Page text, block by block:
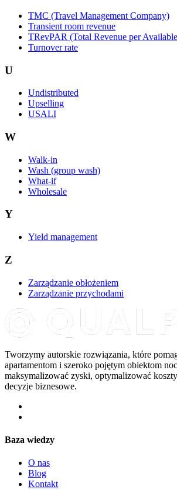
TMC (Travel Management Company)
Transient room revenue
TRevPAR (Total Revenue per
Turnover rate
U
Undistributed
Upselling
USALI
W
Walk-in
Wash (group wash)
What-if
Wholesale
Y
Yield management
Z
Zarządzanie obłożeniem
Zarządzanie przychodami
Tworzymy autorskie rozwiązania, które
apartamentom i szeroko pojętym obiektom
maksymalizować zyski, optymalizować
decyzje biznesowe.
Baza wiedzy
O nas
Blog
Kontakt